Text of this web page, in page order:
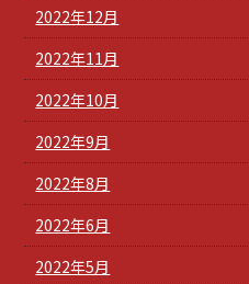
2022年12月
2022年11月
2022年10月
2022年9月
2022年8月
2022年6月
2022年5月